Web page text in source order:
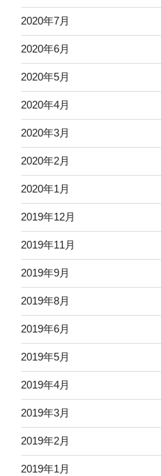
2020年7月
2020年6月
2020年5月
2020年4月
2020年3月
2020年2月
2020年1月
2019年12月
2019年11月
2019年9月
2019年8月
2019年6月
2019年5月
2019年4月
2019年3月
2019年2月
2019年1月